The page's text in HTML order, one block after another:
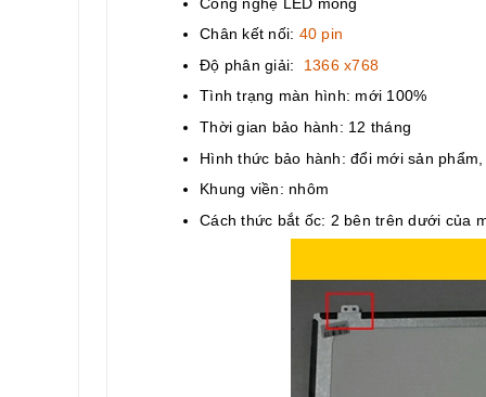
Chân kết nối: 40 pin
Độ phân giải: 1366 x768
Tình trạng màn hình: mới 100%
Thời gian bảo hành: 12 tháng
Hình thức bảo hành: đổi mới sản
Khung viền: nhôm
Cách thức bắt ốc: 2 bên trên dưới của